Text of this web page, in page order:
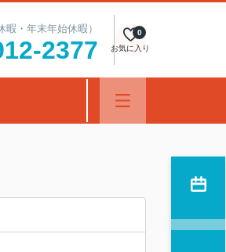
・年末年始休暇）
2377 お気に入り
0